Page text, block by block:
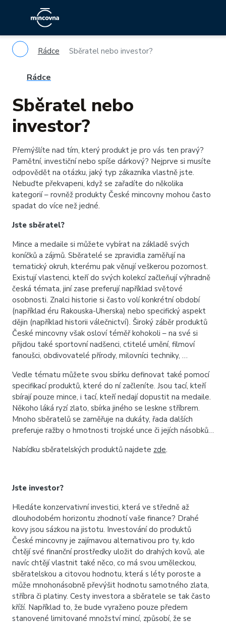
Rádce Sběratel nebo investor?
Rádce
Sběratel nebo
investor?
Přemýšlíte nad tím, který produkt je pro vás ten pravý?
Pamětní, investiční nebo spíše dárkový? Nejprve si musíte
odpovědět na otázku, jaký typ zákazníka vlastně jste.
Nebuďte překvapeni, když se zařadíte do několika
kategorií – rovněž produkty České mincovny mohou často
spadat do více než jedné.
Jste sběratel?
Mince a medaile si můžete vybírat na základě svých
koníčků a zájmů. Sběratelé se zpravidla zaměřují na
tematický okruh, kterému pak věnují veškerou pozornost.
Existují vlastenci, kteří do svých kolekcí začleňují výhradně
česká témata, jiní zase preferují například světové
osobnosti. Znalci historie si často volí konkrétní období
(například éru Rakouska-Uherska) nebo specifický aspekt
dějin (například historii válečnictví). Široký záběr produktů
České mincovny však osloví téměř kohokoli – na své si
přijdou také sportovní nadšenci, ctitelé umění, filmoví
fanoušci, obdivovatelé přírody, milovníci techniky, …
Vedle tématu můžete svou sbírku definovat také pomocí
specifikací produktů, které do ní začleníte. Jsou tací, kteří
sbírají pouze mince, i tací, kteří nedají dopustit na medaile.
Někoho láká ryzí zlato, sbírka jiného se leskne stříbrem.
Mnoho sběratelů se zaměřuje na dukáty, řada dalších
preferuje ražby o hmotnosti trojské unce či jejích násobků…
Nabídku sběratelských produktů najdete zde.
Jste investor?
Hledáte konzervativní investici, která ve středně až
dlouhodobém horizontu zhodnotí vaše finance? Drahé
kovy jsou sázkou na jistotu. Investování do produktů
České mincovny je zajímavou alternativou pro ty, kdo
chtějí své finanční prostředky uložit do drahých kovů, ale
navíc chtějí vlastnit také něco, co má svou uměleckou,
sběratelskou a citovou hodnotu, která s léty poroste a
může mnohonásobně převýšit hodnotu samotného zlata,
stříbra či platiny. Cesty investora a sběratele se tak často
kříží. Například to, že bude vyraženo pouze předem
stanovené limitované množství mincí, způsobí, že se